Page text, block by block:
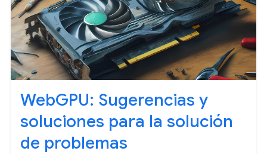
WebGPU: Sugerencias y
soluciones para la solución
de problemas